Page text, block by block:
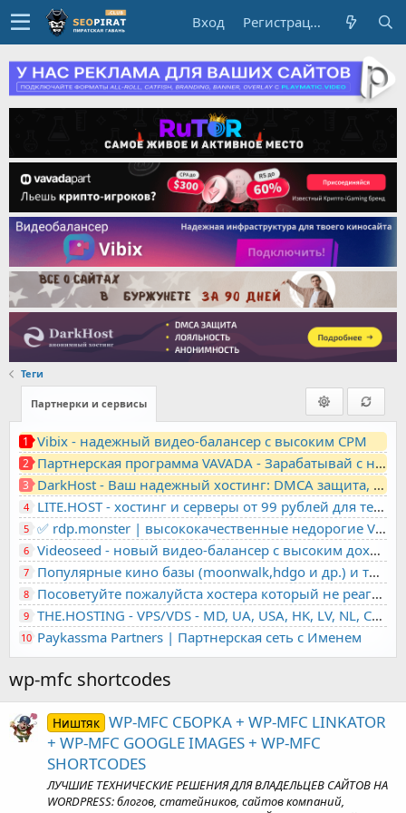
Вход Регистрация
Теги
Партнерки и сервисы
1 Vibix - надежный видео-балансер с высоким CPM
2 Партнерская программа VAVADA - Зарабатывай с нами!
3 DarkHost - Ваш надежный хостинг: DMCA защита, лояльность, анонимность
4 LITE.HOST - хостинг и серверы от 99 рублей для тех, кто любит не переплачивать. Доступ по SSH, поддержка PHP, GIT, COMPOSER, сертификаты Let's Encrypt
5 ✅ rdp.monster | высококачественные недорогие VPS, RDP - выделенные серверы
6 Videoseed - новый видео-балансер с высоким доходом
7 Популярные кино базы (moonwalk,hdgo и др.) и торренты в одном плеере для вашего сайта
8 Посоветуйте пожалуйста хостера который не реагирует на ркн
9 THE.HOSTING - VPS/VDS - MD, UA, USA, HK, LV, NL, CA, DE, SK, CZE, GB, IL, TR, PL, BG, RO, IT, FL, HU, PT.
10 Paykassma Partners | Партнерская сеть с Именем
wp-mfc shortcodes
Ништяк WP-MFC СБОРКА + WP-MFC LINKATOR
+ WP-MFC GOOGLE IMAGES + WP-MFC
SHORTCODES
ЛУЧШИЕ ТЕХНИЧЕСКИЕ РЕШЕНИЯ ДЛЯ ВЛАДЕЛЬЦЕВ САЙТОВ НА
WORDPRESS: блогов, статейников, сайтов компаний,